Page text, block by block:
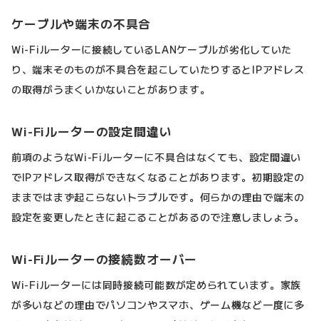
ケーブルや端末の不具合
Wi-Fiルーターに接続しているLANケーブルが劣化していた
り、端末そのものが不具合を起こしていたりするとIPアドレス
の取得がうまくいかないことがあります。
Wi-Fiルーターの設定間違い
前項のようなWi-Fiルーターに不具合はなくても、設定間違い
でIPアドレス取得ができなくなることがあります。初期設定の
ままではまず起こらないトラブルです。何らかの理由で端末の
設定を変更したときに起こることがあるので注意しましょう。
Wi-Fiルーターの接続数オーバー
Wi-Fiルーターには同時接続可能数が定められています。家族
が多いなどの理由でパソコンやスマホ、ゲーム機など一度に多